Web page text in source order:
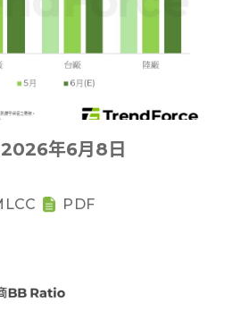
年6月8日
PDF